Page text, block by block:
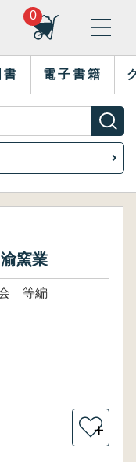
0
書 電子書籍
窯業
会 等編
＋